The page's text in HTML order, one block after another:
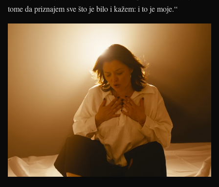
tome da priznajem sve što je bilo i kažem: i to je moje.“